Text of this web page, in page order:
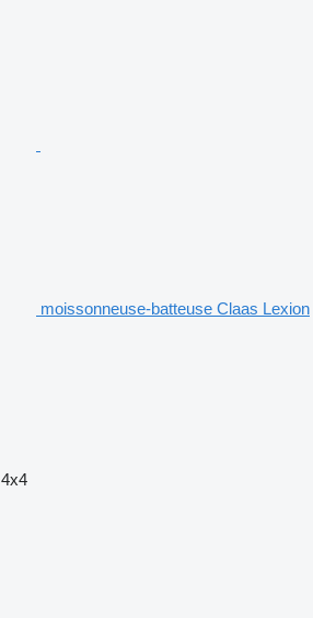
moissonneuse-batteuse Claas Lexion
4x4